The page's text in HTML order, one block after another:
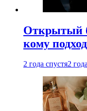
Открытый
кому
2 года спустя2